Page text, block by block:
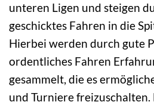
unteren Ligen und steigen
geschicktes Fahren in die
Hierbei werden durch gute
ordentliches Fahren
gesammelt, die es
und Turniere